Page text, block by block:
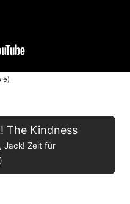
The Kindness
Jack! Zeit für